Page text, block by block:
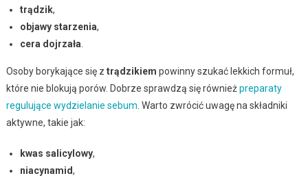
trądzik,
objawy starzenia,
cera dojrzała
Osoby borykające się z trądzikiem powinny szukać lekkich formuł,
które nie blokują porów. Dobrze sprawdzą się równieżpreparaty
regulujące wydzielanie sebum . Warto zwrócić uwagę na składniki
aktywne, takie jak:
kwas salicylowy,
niacynamid,